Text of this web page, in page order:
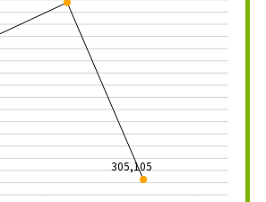
305,105